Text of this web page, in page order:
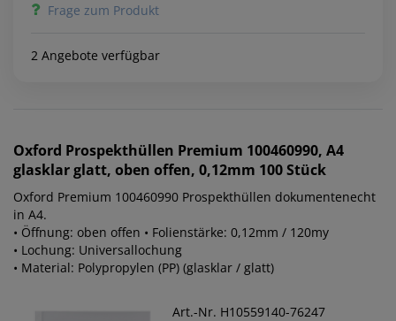
Frage zum Produkt
2 Angebote verfügbar
Oxford Prospekthüllen Premium 100460990, A4
glasklar glatt, oben offen, 0,12mm 100 Stück
Oxford Premium 100460990 Prospekthüllen dokumentenecht
in A4.
• Öffnung: oben offen • Folienstärke: 0,12mm / 120my
• Lochung: Universallochung
• Material: Polypropylen (PP) (glasklar / glatt)
Art.-Nr. H10559140-76247